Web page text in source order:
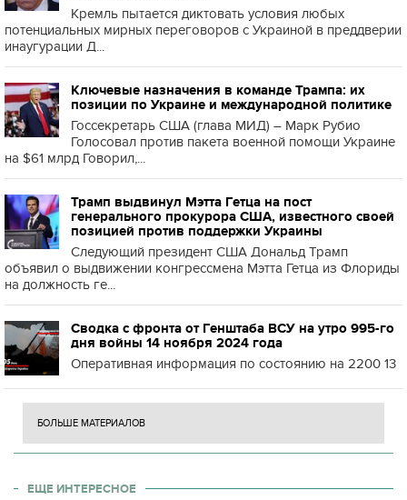
Кремль пытается диктовать условия любых
потенциальных мирных переговоров с Украиной в преддверии
инаугурации Д...
Ключевые назначения в команде Трампа: их
позиции по Украине и международной политике
Госсекретарь США (глава МИД) – Марк Рубио
Голосовал против пакета военной помощи Украине
на $61 млрд Говорил,...
Трамп выдвинул Мэтта Гетца на пост
генерального прокурора США, известного своей
позицией против поддержки Украины
Следующий президент США Дональд Трамп
объявил о выдвижении конгрессмена Мэтта Гетца из Флориды
на должность ге...
Сводка с фронта от Генштаба ВСУ на утро 995-го
дня войны 14 ноября 2024 года
Оперативная информация по состоянию на 2200 13
БОЛЬШЕ МАТЕРИАЛОВ
ЕЩЕ ИНТЕРЕСНОЕ